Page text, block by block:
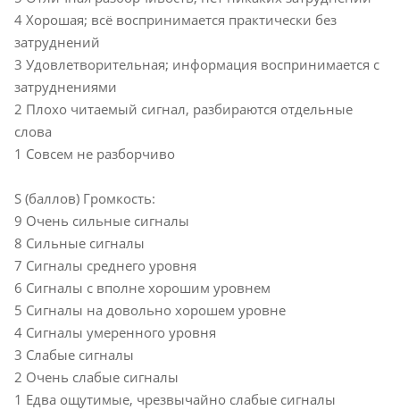
4 Хорошая; всё воспринимается практически без
затруднений
3 Удовлетворительная; информация воспринимается с
затруднениями
2 Плохо читаемый сигнал, разбираются отдельные
слова
1 Совсем не разборчиво
S (баллов) Громкость:
9 Очень сильные сигналы
8 Сильные сигналы
7 Сигналы среднего уровня
6 Сигналы с вполне хорошим уровнем
5 Сигналы на довольно хорошем уровне
4 Сигналы умеренного уровня
3 Слабые сигналы
2 Очень слабые сигналы
1 Едва ощутимые, чрезвычайно слабые сигналы